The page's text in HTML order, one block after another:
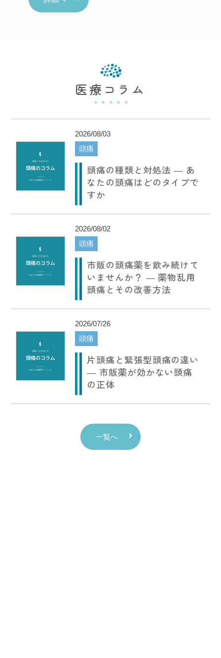
医療コラム
2026/08/03
頭痛
頭痛の種類と対処法 ― あ
なたの頭痛はどのタイプで
すか
2026/08/02
頭痛
市販の頭痛薬を飲み続けて
いませんか？ ― 薬物乱用
頭痛とその改善方法
2026/07/26
頭痛
片頭痛と緊張型頭痛の違い
― 市販薬が効かない頭痛
の正体
一覧へ